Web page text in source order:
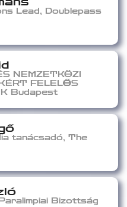
Lead, Doublepass
NEMZETKÖZI
FELELŐS
Budapest
tanácsadó, The
Bizottság